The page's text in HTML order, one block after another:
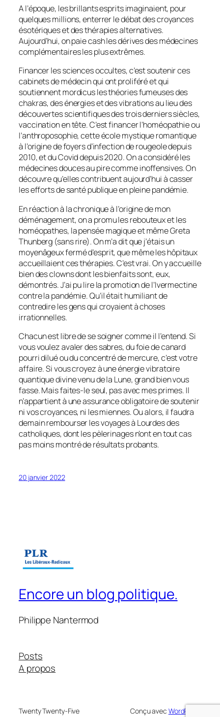
A l’époque, les brillants esprits imaginaient, pour
quelques millions, enterrer le débat des croyances
ésotériques et des thérapies alternatives.
Aujourd’hui, on paie cash les dérives des médecines
complémentaires les plus extrêmes.
Financer les sciences occultes, c’est soutenir ces
cabinets de médecin qui ont proliféré et qui
soutiennent mordicus les théories fumeuses des
chakras, des énergies et des vibrations au lieu des
découvertes scientifiques des trois derniers siècles,
vaccination en tête. C’est financer l’homéopathie ou
l’anthroposophie, cette école mystique romantique
à l’origine de foyers d’infection de rougeole depuis
2010, et du Covid depuis 2020. On a considéré les
médecines douces au pire comme inoffensives. On
découvre qu’elles contribuent aujourd’hui à casser
les efforts de santé publique en pleine pandémie.
En réaction à la chronique à l’origine de mon
déménagement, on a promu les rebouteux et les
homéopathes, la pensée magique et même Greta
Thunberg (sans rire). On m’a dit que j’étais un
moyenâgeux fermé d’esprit, que même les hôpitaux
accueillaient ces thérapies. C’est vrai. On y accueille
bien des clowns dont les bienfaits sont, eux,
démontrés. J’ai pu lire la promotion de l’Ivermectine
contre la pandémie. Qu’il était humiliant de
contredire les gens qui croyaient à choses
irrationnelles.
Chacun est libre de se soigner comme il l’entend. Si
vous voulez avaler des sabres, du foie de canard
pourri dilué ou du concentré de mercure, c’est votre
affaire. Si vous croyez à une énergie vibratoire
quantique divine venu de la Lune, grand bien vous
fasse. Mais faites-le seul, pas avec mes primes. Il
n’appartient à une assurance obligatoire de soutenir
ni vos croyances, ni les miennes. Ou alors, il faudra
demain rembourser les voyages à Lourdes des
catholiques, dont les pèlerinages n’ont en tout cas
pas moins montré de résultats probants.
20 janvier 2022
Encore un blog politique.
Philippe Nantermod
Posts
A propos
Twenty Twenty-Five Conçu avec WordPress